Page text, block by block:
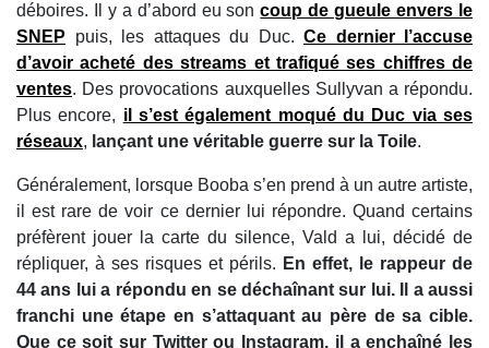
déboires. Il y a d’abord eu soncoup de gueule envers le
SNEP puis, les attaques du Duc. Ce dernier l’accuse
d’avoir acheté des streams et trafiqué ses chiffres de
ventes. Des provocations auxquelles Sullyvan a répondu.
Plus encore, il s’est également moqué du Duc via ses
réseaux, lançant une véritable guerre sur la Toile.
Généralement, lorsque Booba s’en prend à un autre artiste,
il est rare de voir ce dernier lui répondre. Quand certains
préfèrent jouer la carte du silence, Vald a lui, décidé de
répliquer, à ses risques et périls. En effet, le rappeur de
44 ans lui a répondu en se déchaînant sur lui. Il a aussi
franchi une étape en s’attaquant au père de sa cible.
Que ce soit sur Twitter ou Instagram, il a enchaîné les